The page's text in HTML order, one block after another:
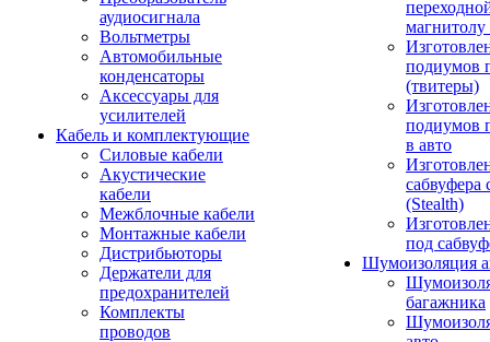
аудиосигнала
Вольтметры
Автомобильные
конденсаторы
Аксессуары для
усилителей
Кабель и комплектующие
Силовые кабели
Акустические
кабели
Межблочные кабели
Монтажные кабели
Дистрибьюторы
Держатели для
предохранителей
Комплекты
проводов
подиумов
(твитеры)
подиумов
в авто
сабвуфера
(Stealth)
под
Шумоизоляция
багажника